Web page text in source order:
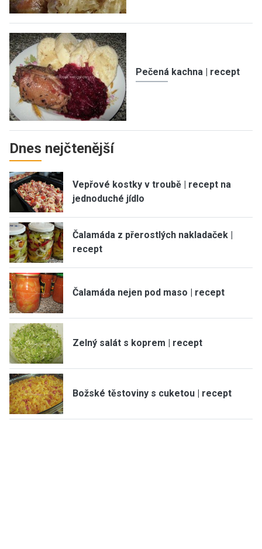
Pečená kachna | recept
Dnes nejčtenější
Vepřové kostky v troubě | recept na
jednoduché jídlo
Čalamáda z přerostlých nakladaček |
recept
Čalamáda nejen pod maso | recept
Zelný salát s koprem | recept
Božské těstoviny s cuketou | recept